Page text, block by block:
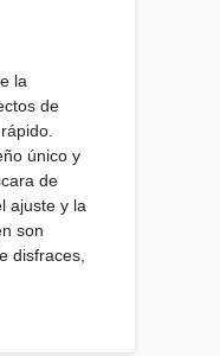
la
de
único y
de
ajuste y la
son
disfraces,